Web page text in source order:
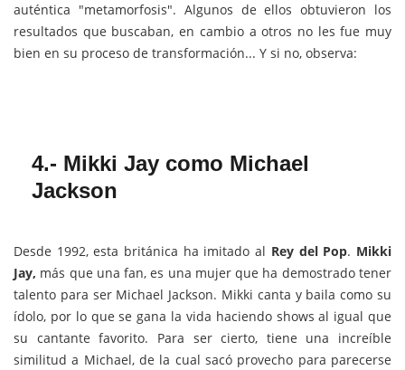
auténtica "metamorfosis". Algunos de ellos obtuvieron los
resultados que buscaban, en cambio a otros no les fue muy
bien en su proceso de transformación... Y si no, observa:
4.- Mikki Jay como Michael
Jackson
Desde 1992, esta británica ha imitado al Rey del Pop. Mikki
Jay, más que una fan, es una mujer que ha demostrado tener
talento para ser Michael Jackson. Mikki canta y baila como su
ídolo, por lo que se gana la vida haciendo shows al igual que
su cantante favorito. Para ser cierto, tiene una increíble
similitud a Michael, de la cual sacó provecho para parecerse